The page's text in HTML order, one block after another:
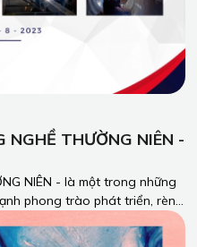
THƯỜNG NIÊN -
NIÊN - là một trong những
phong trào phát triển, rèn
cao chất lượng sản
Trường Hải.